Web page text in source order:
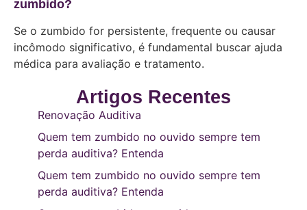
zumbido?
Se o zumbido for persistente, frequente ou causar
incômodo significativo, é fundamental buscar ajuda
médica para avaliação e tratamento.
Artigos Recentes
Renovação Auditiva
Quem tem zumbido no ouvido sempre tem
perda auditiva? Entenda
Quem tem zumbido no ouvido sempre tem
perda auditiva? Entenda